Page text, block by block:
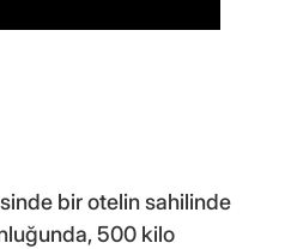
bir otelin sahilinde
500 kilo